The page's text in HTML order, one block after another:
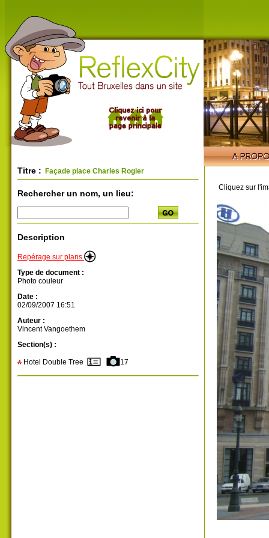
Titre : Façade place Charles Rogier
Rechercher un nom, un lieu:
Description
Repérage sur plans
Type de document :
Photo couleur
Date :
02/09/2007 16:51
Auteur :
Vincent Vangoethem
Section(s) :
Hotel Double Tree 17
Cliquez sur